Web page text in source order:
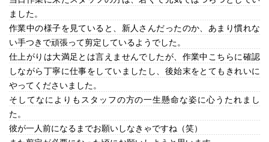
ました。
作業中の様子を見ていると、新人さんだったのか、あまり慣れな
い手つきで頑張って剪定しているようでした。
仕上がりは大満足とは言えませんでしたが、作業中こちらに確認
しながら丁寧に仕事をしていましたし、後始末をとてもきれいに
やってくださいました。
そしてなによりもスタッフの方の一生懸命な姿に心うたれまし
た。
彼が一人前になるまでお願いしなきゃですね（笑）